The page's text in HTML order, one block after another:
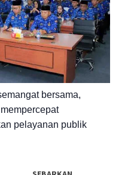
bersama,
pelayanan publik